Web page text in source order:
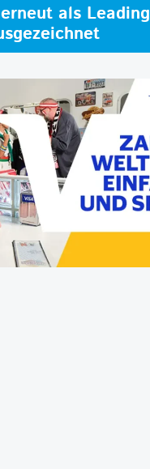
als Leading